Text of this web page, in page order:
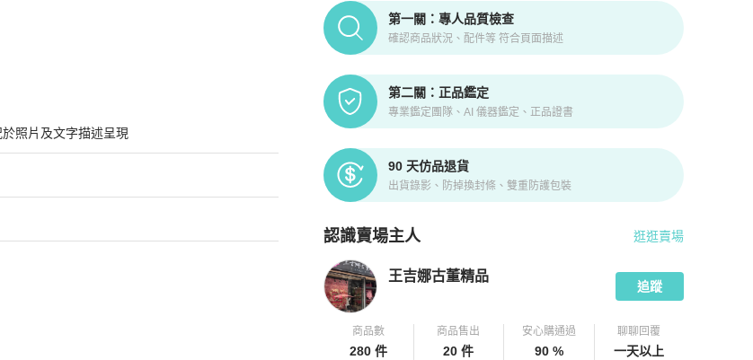
PopChill拍拍圈正品驗證、安心購檢驗流程介紹
第一關：專人品質檢查
確認商品狀況、配件等 符合頁面描述
第二關：正品鑑定
專業鑑定團隊、AI 儀器鑑定、正品證書
90 天仿品退貨
出貨錄影、防掉換封條、雙重防護包裝
認識賣場主人
PopChill 拍拍圈嚴選賣家
逛逛賣場
王吉娜古董精品
追蹤
商品數
280 件
商品售出
20 件
安心購通過
90 %
聊聊回覆
一天以上
照片及文字描述呈現